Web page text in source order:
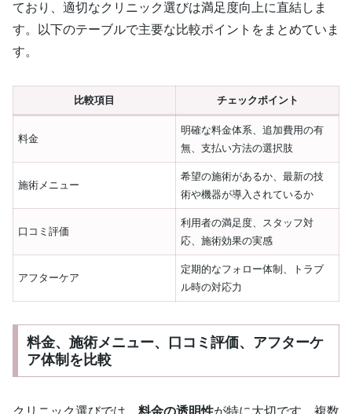
ており、適切なクリニック選びは満足度向上に直結しま
す。以下のテーブルで主要な比較ポイントをまとめていま
す。
比較項目 チェックポイント
料金
明確な料金体系、追加費用の有
無、支払い方法の選択肢
施術メニュー
希望の施術があるか、最新の技
術や機器が導入されているか
口コミ評価
利用者の満足度、スタッフ対
応、施術効果の実感
アフターケア
定期的なフォロー体制、トラブ
ル時の対応力
料金、施術メニュー、口コミ評価、アフターケ
ア体制を比較
クリニック選びでは、 料金の透明性が特に大切です。複数